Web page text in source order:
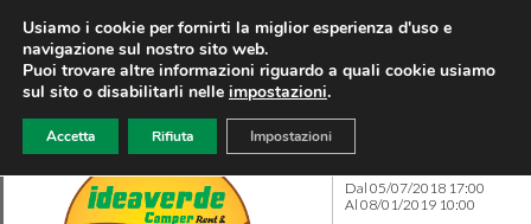
Dal 05/07/2018 17:00
Al 08/01/2019 10:00
Usiamo i cookie per fornirti la miglior esperienza d'uso e
navigazione sul nostro sito web.
Puoi trovare altre informazioni riguardo a quali cookie usiamo
sul sito o disabilitarli nelle impostazioni.
Accetta Rifiuta Impostazioni